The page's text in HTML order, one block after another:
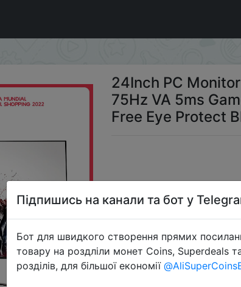
FHD 75Hz VA 5ms Game Monitors With
24Inch PC
75Hz VA 5ms
Free Eye Protect
Підпишись на канали та бот у
Бот для швидкого створення прямих
товару на роздліли монет Coins, Superdeals
розділів, для більшої економії